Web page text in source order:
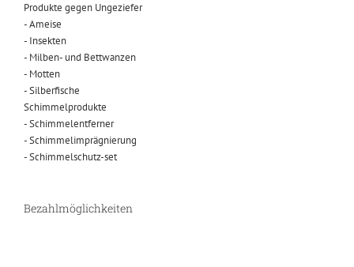
Produkte gegen Ungeziefer
- Ameise
- Insekten
- Milben- und Bettwanzen
- Motten
- Silberfische
Schimmelprodukte
- Schimmelentferner
- Schimmelimprägnierung
- Schimmelschutz-set
Bezahlmöglichkeiten